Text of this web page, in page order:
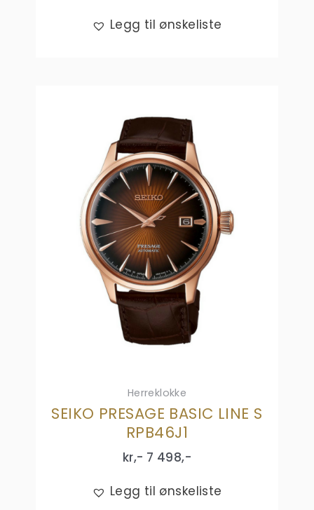
Legg til ønskeliste
Herreklokke
SEIKO PRESAGE BASIC LINE S
RPB46J1
kr,- 7 498,-
Legg til ønskeliste